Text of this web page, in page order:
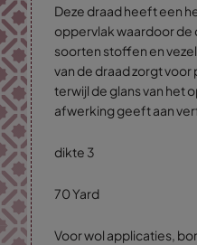
Deze draad heeft een
oppervlak waardoor de
soorten stoffen en
van de draad zorgt
terwijl de glans van het
afwerking geeft aan
dikte 3
70 Yard
Voor wol applicaties,